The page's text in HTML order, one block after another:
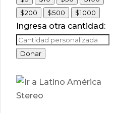
$200
$500 $1000
Ingresa otra cantidad:
Donar